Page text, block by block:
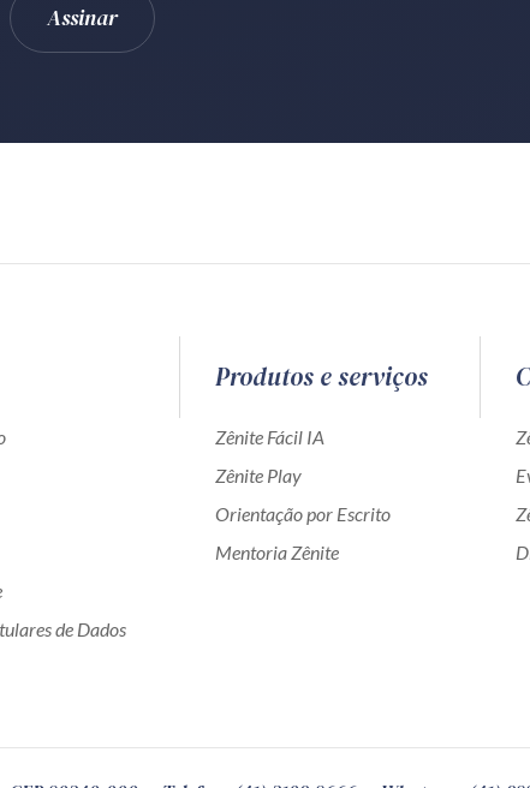
de Dados
Produtos e serviços
Zênite Fácil IA
Zênite Play
Orientação por Escrito
Mentoria Zênite